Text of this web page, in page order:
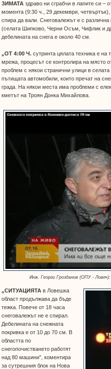
ЗИМАТА здраво ни сграбчи в лапите си –
момента (9:30 ч., 29 декември,
спира да вали. Снеговалежът е с различна
(селата Шипково, Черни Осъм, Чифлик и
дебелината на снега е около 40 см.
„ОТ 4:00 Ч. сутринта цялата техника е
мрежа, процесът се контролира на място
проблем с някои странични улици в
пътищата автомобили, които пречат на
града. На някои места има проблеми с
кметът на Троян Донка Михайлова.
Инж. Георги Грозданов (ОПУ -
„СИТУАЦИЯТА в Ловешка
област продължава да бъде
тежка. Повече от 18 часа
снеговалежът не е спирал.
Дебелината на снежната
покривка е от 10 до 70 см. В
областта по
снегопочистването работят
над 80 машини”, коментира
за сутрешния блок на Нова